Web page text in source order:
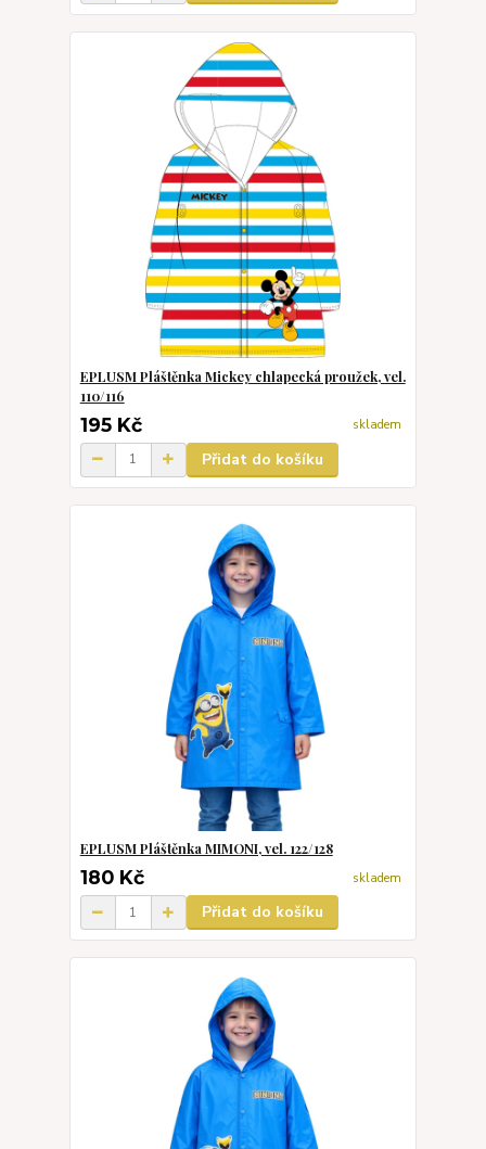
EPLUSM Pláštěnka Mickey chlapecká proužek, vel.
110/116
195 Kč skladem
Přidat do košíku
EPLUSM Pláštěnka MIMONI, vel. 122/128
180 Kč skladem
Přidat do košíku